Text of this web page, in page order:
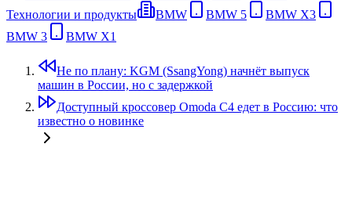
Технологии и продукты
BMW BMW 5
BMW X3
BMW 3
BMW X1
Не по плану: KGM (SsangYong) начнёт выпуск
машин в России, но с задержкой
Доступный кроссовер Omoda C4 едет в Россию: что
известно о новинке